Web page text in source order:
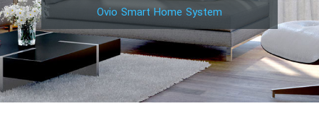
Ovio Smart Home System